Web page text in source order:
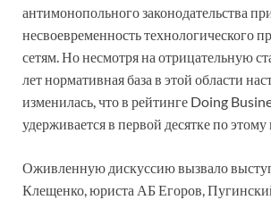
антимонопольного законодательства
несвоевременность технологического
сетям. Но несмотря на отрицательную
лет нормативная база в этой области
изменилась, что в рейтинге Doing
удерживается в первой десятке по этому
Оживленную дискуссию вызвало
Клещенко, юриста АБ Егоров,